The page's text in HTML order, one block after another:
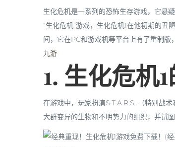
生化危机是一系列的恐怖生存游戏，它悬
“生化危机”游戏，生化危机1在他初期的
间，它在PC和游戏机等平台上有了重制版
九游
1. 生化危机
在游戏中，玩家扮演S.T.A.R.S. （特别战
大群变异的生物和不明势力的组织，并试